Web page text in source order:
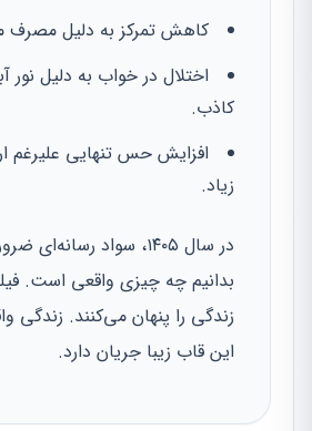
کاهش تمرکز به دلیل مصرف
اختلال در خواب به دلیل
کاذب.
افزایش حس تنهایی علیرغم
زیاد.
در سال ۱۴۰۵، سواد
بدانیم چه چیزی واقعی است.
زندگی را پنهان می‌کنند. زندگی
این قاب زیبا جریان دارد.